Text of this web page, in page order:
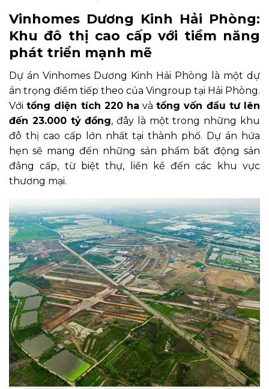
Vinhomes Dương Kinh Hải Phòng:
Khu đô thị cao cấp với tiềm năng
phát triển mạnh mẽ
Dự án Vinhomes Dương Kinh Hải Phòng là một dự
án trọng điểm tiếp theo của Vingroup tại Hải Phòng.
Vớitổng diện tích 220 ha vàtổng vốn đầu tư lên
đến 23.000 tỷ đồng, đây là một trong những khu
đô thị cao cấp lớn nhất tại thành phố. Dự án hứa
hẹn sẽ mang đến những sản phẩm bất động sản
đẳng cấp, từ biệt thự, liền kề đến các khu vực
thương mại.